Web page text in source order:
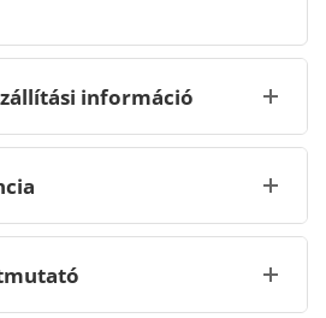
információ